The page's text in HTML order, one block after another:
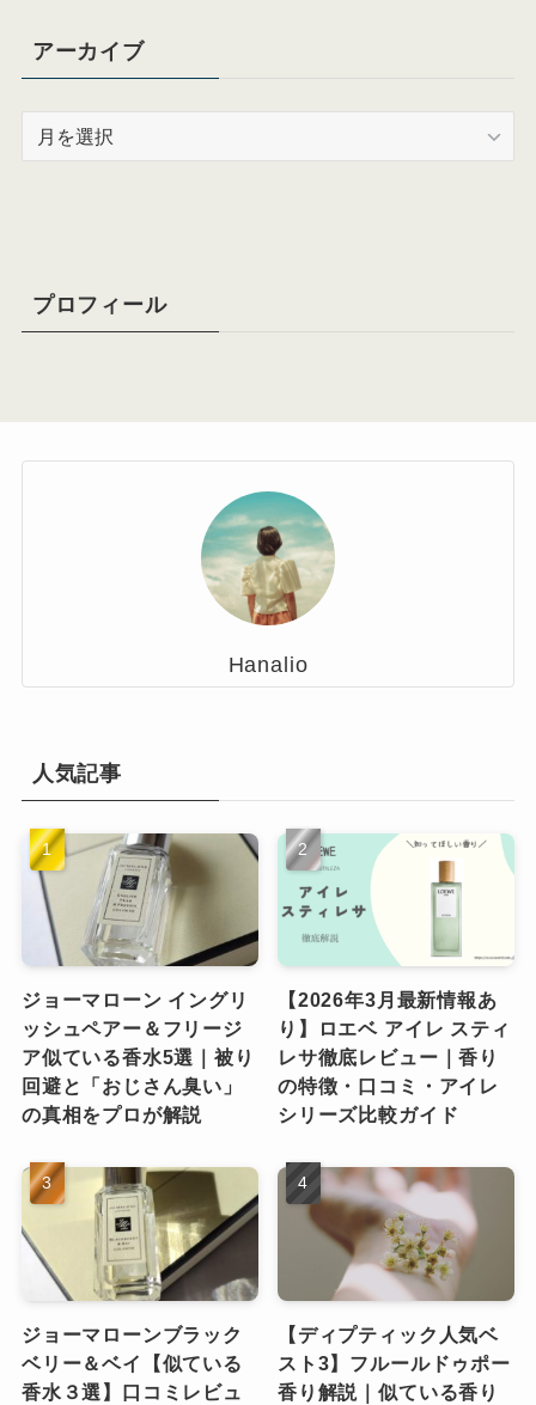
アーカイブ
プロフィール
Hanalio
人気記事
ジョーマローン イングリ
ッシュペアー＆フリージ
ア似ている香水5選｜被り
回避と「おじさん臭い」
の真相をプロが解説
【2026年3月最新情報あ
り】ロエベ アイレ スティ
レサ徹底レビュー｜香り
の特徴・口コミ・アイレ
シリーズ比較ガイド
ジョーマローンブラック
ベリー＆ベイ【似ている
香水３選】口コミレビュ
【ディプティック人気ベ
スト3】フルールドゥポー
香り解説｜似ている香り